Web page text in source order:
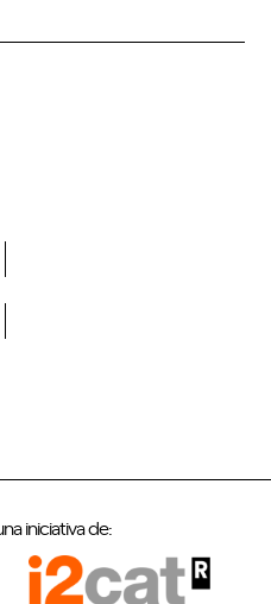
iniciativa de: